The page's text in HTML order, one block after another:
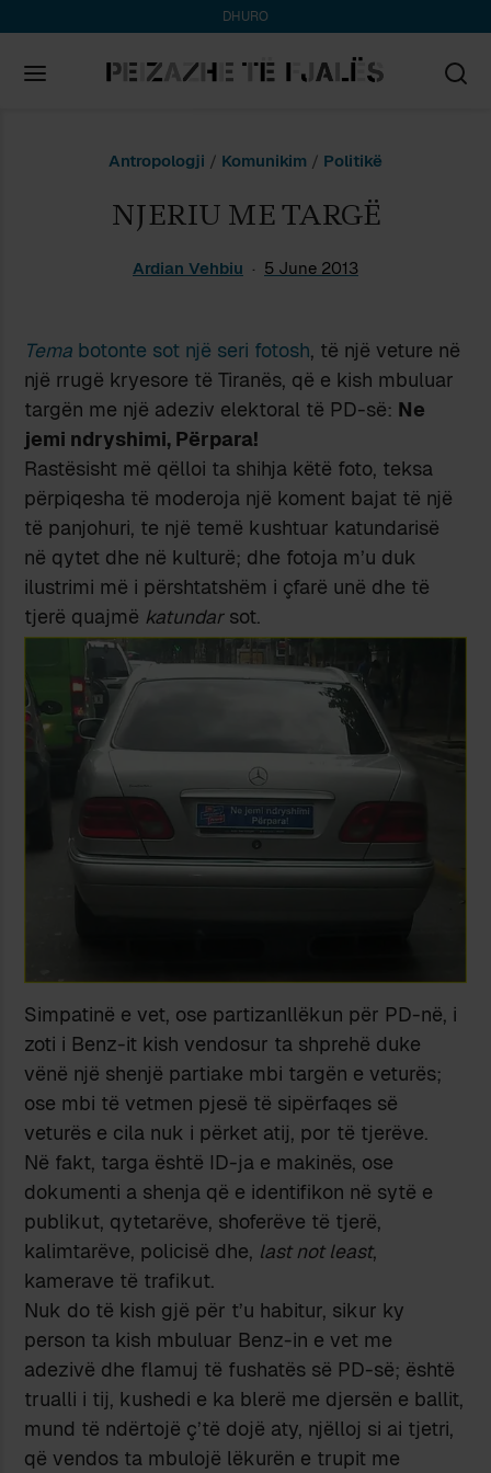
DHURO
Antropologji / Komunikim / Politikë
NJERIU ME TARGË
Ardian Vehbiu 5 June 2013
Tema botonte sot një seri fotosh, të një veture në
një rrugë kryesore të Tiranës, që e kish mbuluar
targën me një adeziv elektoral të PD-së: Ne
jemi ndryshimi, Përpara!
Rastësisht më qëlloi ta shihja këtë foto, teksa
përpiqesha të moderoja një koment bajat të një
të panjohuri, te një temë kushtuar katundarisë
në qytet dhe në kulturë; dhe fotoja m’u duk
ilustrimi më i përshtatshëm i çfarë unë dhe të
tjerë quajmë katundarsot.
Simpatinë e vet, ose partizanllëkun për PD-në, i
zoti i Benz-it kish vendosur ta shprehë duke
vënë një shenjë partiake mbi targën e veturës;
ose mbi të vetmen pjesë të sipërfaqes së
veturës e cila nuk i përket atij, por të tjerëve.
Në fakt, targa është ID-ja e makinës, ose
dokumenti a shenja që e identifikon në sytë e
publikut, qytetarëve, shoferëve të tjerë,
kalimtarëve, policisë dhe, last not least,
kamerave të trafikut.
Nuk do të kish gjë për t’u habitur, sikur ky
person ta kish mbuluar Benz-in e vet me
adezivë dhe flamuj të fushatës së PD-së; është
trualli i tij, kushedi e ka blerë me djersën e ballit,
mund të ndërtojë ç’të dojë aty, njëlloj si ai tjetri,
që vendos ta mbulojë lëkurën e trupit me